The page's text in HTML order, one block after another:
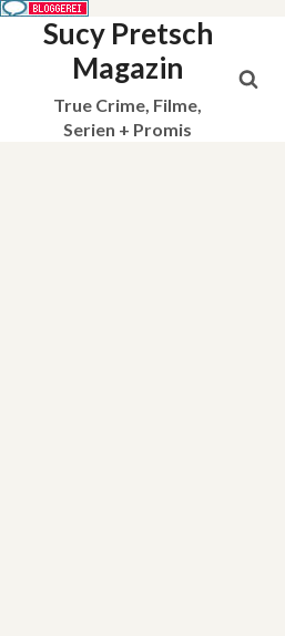
Sucy Pretsch
Magazin
True Crime, Filme,
Serien + Promis